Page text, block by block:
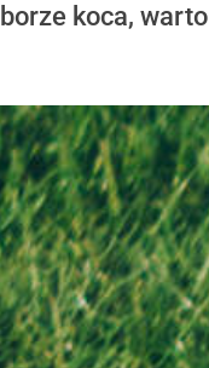
koca, warto